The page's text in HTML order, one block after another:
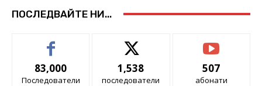
ПОСЛЕДВАЙТЕ НИ...
83,000
Последователи
1,538
последователи
507
абонати